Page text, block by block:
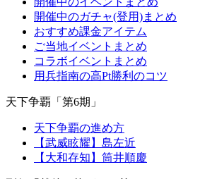
開催中のガチャ(登用)まとめ
おすすめ課金アイテム
ご当地イベントまとめ
コラボイベントまとめ
用兵指南の高Pt勝利のコツ
天下争覇「第6期」
天下争覇の進め方
【武威眩耀】島左近
【大和存知】筒井順慶